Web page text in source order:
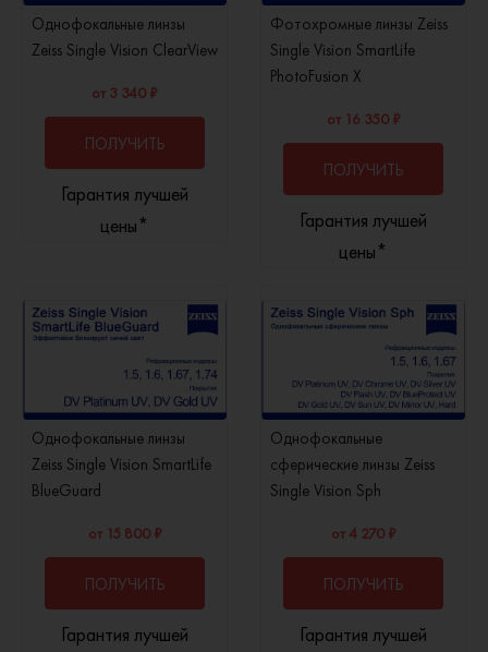
Однофокальные линзы
Zeiss Single Vision ClearView
от 3 340 ₽
ПОЛУЧИТЬ
КОНСУЛЬТАЦИЮ
Гарантия лучшей
цены*
Фотохромные линзы Zeiss
Single Vision SmartLife
PhotoFusion X
от 16 350 ₽
ПОЛУЧИТЬ
КОНСУЛЬТАЦИЮ
Гарантия лучшей
цены*
Однофокальные линзы
Zeiss Single Vision SmartLife
BlueGuard
от 15 800 ₽
ПОЛУЧИТЬ
КОНСУЛЬТАЦИЮ
Гарантия лучшей
Однофокальные
сферические линзы Zeiss
Single Vision Sph
от 4 270 ₽
ПОЛУЧИТЬ
КОНСУЛЬТАЦИЮ
Гарантия лучшей